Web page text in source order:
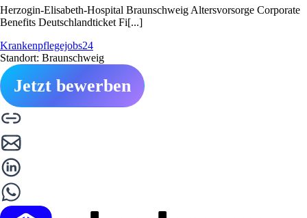
Herzogin-Elisabeth-Hospital Braunschweig Altersvorsorge Corporate
Benefits Deutschlandticket Fi[...]
Krankenpflegejobs24
Standort: Braunschweig
Jetzt bewerben